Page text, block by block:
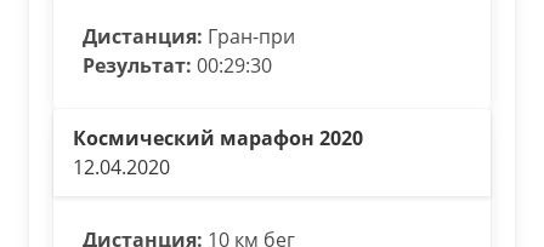
Дистанция: Гран-при
Результат: 00:29:30
Космический марафон 2020
12.04.2020
Дистанция: 10 км бег